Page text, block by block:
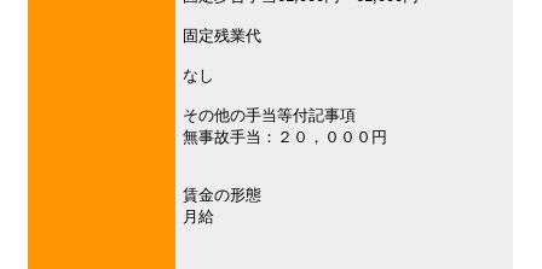
固定残業代
なし
その他の手当等付記事項
無事故手当：２０，０００円
賃金の形態
月給